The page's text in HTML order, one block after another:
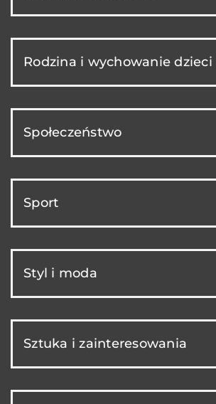
Rodzina i wychowanie dzieci
Społeczeństwo
Sport
Styl i moda
Sztuka i zainteresowania